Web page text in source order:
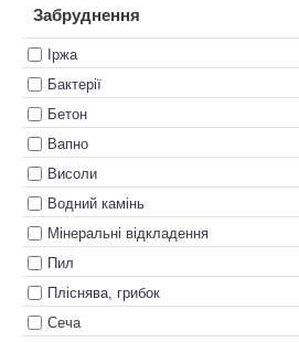
Забруднення
Іржа
Бактерії
Бетон
Вапно
Висоли
Водний камінь
Мінеральні відкладення
Пил
Пліснява, грибок
Сеча